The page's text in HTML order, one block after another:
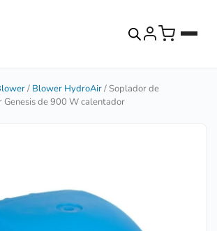
/ Blower HydroAir/ Soplador de
de 900 W calentador